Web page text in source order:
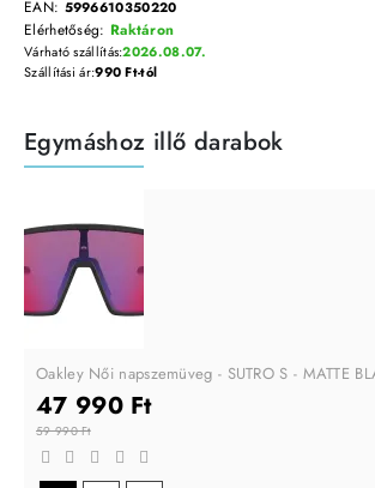
EAN: 5996610350220
Elérhetőség: Raktáron
Várható szállítás:2026.08.07.
Szállítási ár:990 Ft-tól
Egymáshoz illő darabok
Oakley Női napszemüveg - SUTRO S - MATTE
47 990 Ft
59 990 Ft